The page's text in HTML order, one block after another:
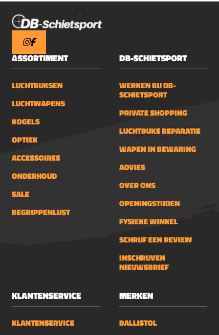
ASSORTIMENT
LUCHTBUKSEN
LUCHTWAPENS
KOGELS
OPTIEK
ACCESSOIRES
ONDERHOUD
SALE
BEGRIPPENLIJST
DB-SCHIETSPORT
WERKEN BIJ DB-
SCHIETSPORT
PRIVATE SHOPPING
LUCHTBUKS REPARATIE
WAPEN IN BEWARING
ADVIES
OVER ONS
OPENINGSTIJDEN
FYSIEKE WINKEL
SCHRIJF EEN REVIEW
INSCHRIJVEN
NIEUWSBRIEF
KLANTENSERVICE
KLANTENSERVICE
MERKEN
BALLISTOL